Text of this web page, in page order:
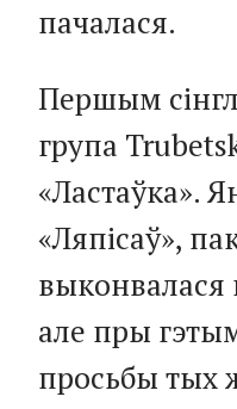
пачалася.
Першым
група
«Ластаўка».
«Ляпісаў»,
выконвалася
але пры
просьбы тых